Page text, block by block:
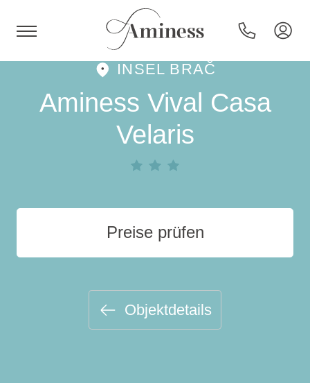
HR
Hotels und Resorts
Campingplätze
Reiseziele
Urlaubsarten
INSEL BRAČ
Aminess Vival Casa
Velaris
Preise prüfen
Objektdetails